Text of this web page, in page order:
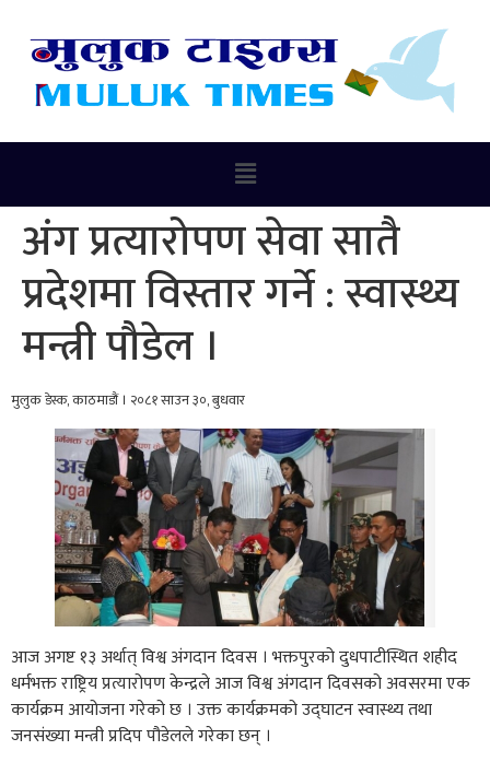
अंग प्रत्यारोपण सेवा सातै
प्रदेशमा विस्तार गर्ने : स्वास्थ्य
मन्त्री पौडेल ।
मुलुक डेस्क, काठमाडौं । २०८१ साउन ३०, बुधवार
आज अगष्ट १३ अर्थात् विश्व अंगदान दिवस । भक्तपुरको दुधपाटीस्थित शहीद
धर्मभक्त राष्ट्रिय प्रत्यारोपण केन्द्रले आज विश्व अंगदान दिवसको अवसरमा एक
कार्यक्रम आयोजना गरेको छ । उक्त कार्यक्रमको उद्घाटन स्वास्थ्य तथा
जनसंख्या मन्त्री प्रदिप पौडेलले गरेका छन् ।